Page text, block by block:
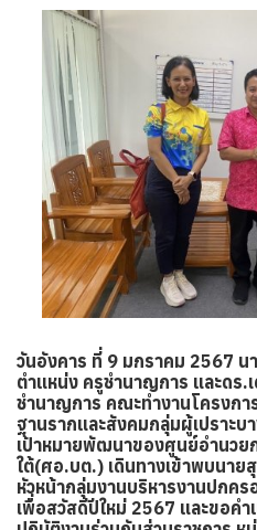
วันอังคาร ที่ 9 มกราคม 2567
ตำแหน่ง ครูชำนาญการ และดร.
ชำนาญการ คณะทำงานโครงกา
ฐานรากและสังคมกลุ่มผู้เปราะ
เป้าหมายพัฒนาของศูนย์อำนวย
ใต้(ศอ.บต.) เดินทางเข้าพบนาย
หัวหน้ากลุ่มงานบริหารงานปกค
เพื่อสวัสดีปีใหม่ 2567 และขอค